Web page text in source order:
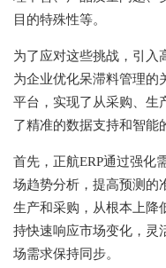
目的特殊性等。
为了应对这些挑战，引入
为企业优化呆滞料管理的
平台，实现了从采购、生
了精准的数据支持和智能
首先，正航ERP通过强化
场趋势分析，提高预测的
生产和采购，从根本上降
持快速响应市场变化，灵
场需求保持同步。